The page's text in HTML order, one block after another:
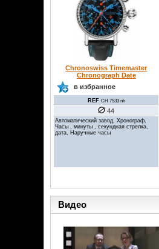
Chronoswiss Timemaster
Chronograph Date
в избранное
REF CH 7533 nh
44
Автоматический завод, Хронограф,
Часы , минуты , секундная стрелка,
дата, Наручные часы
Видео